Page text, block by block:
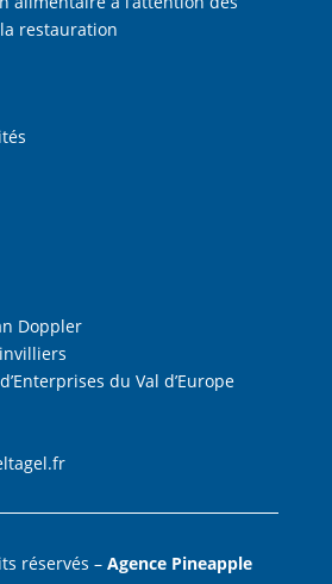
restauration
Doppler
du Val d’Europe
réservés – Agence Pineapple